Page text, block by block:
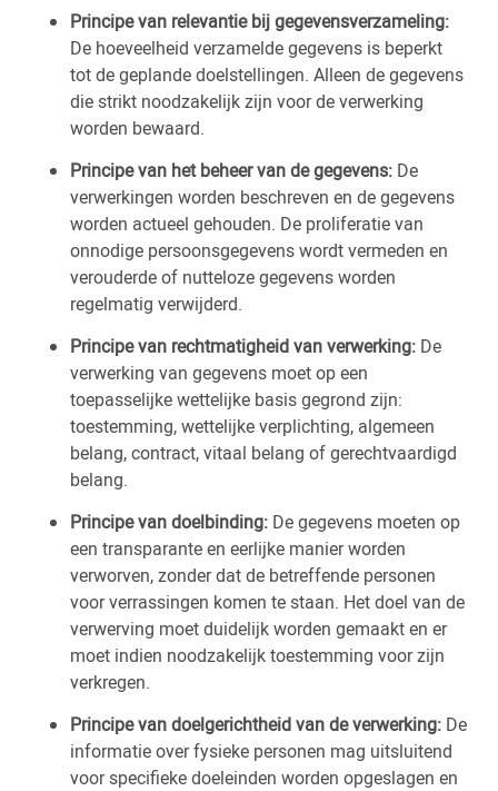
Principe van relevantie bij gegevensverzameling:
De hoeveelheid verzamelde gegevens is beperkt
tot de geplande doelstellingen. Alleen de gegevens
die strikt noodzakelijk zijn voor de verwerking
worden bewaard.
Principe van het beheer van de gegevens: De
verwerkingen worden beschreven en de gegevens
worden actueel gehouden. De proliferatie van
onnodige persoonsgegevens wordt vermeden en
verouderde of nutteloze gegevens worden
regelmatig verwijderd.
Principe van rechtmatigheid van verwerking: De
verwerking van gegevens moet op een
toepasselijke wettelijke basis gegrond zijn:
toestemming, wettelijke verplichting, algemeen
belang, contract, vitaal belang of gerechtvaardigd
belang.
Principe van doelbinding: De gegevens moeten op
een transparante en eerlijke manier worden
verworven, zonder dat de betreffende personen
voor verrassingen komen te staan. Het doel van de
verwerving moet duidelijk worden gemaakt en er
moet indien noodzakelijk toestemming voor zijn
verkregen.
Principe van doelgerichtheid van de verwerking: De
informatie over fysieke personen mag uitsluitend
voor specifieke doeleinden worden opgeslagen en